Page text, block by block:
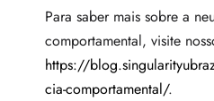
Para saber mais sobre a
comportamental, visite
https://
cia-comportamental/.